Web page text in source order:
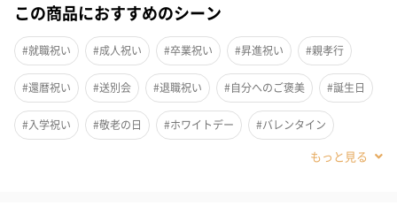
MondayからSundayまで素材も柄も色も異なるデザインです。
もちろん、曜日で持ち歩くのもいいですが、その日の気分で色で
選んでみたりとか素材で選んでみたりとファッションとしてもた
くさん楽しめること間違いないなしです。
この商品におすすめのシーン
#就職祝い #成人祝い #卒業祝い #昇進祝い #親孝行
#還暦祝い #送別会 #退職祝い #自分へのご褒美 #誕生日
#入学祝い #敬老の日 #ホワイトデー #バレンタイン
#彼氏